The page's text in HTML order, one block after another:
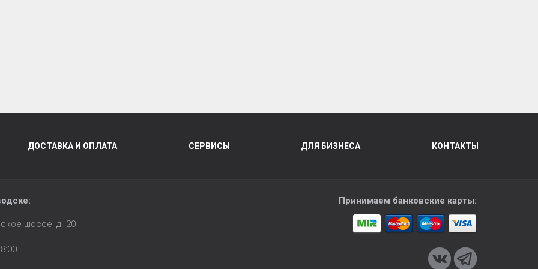
ДОСТАВКА И ОПЛАТА СЕРВИСЫ ДЛЯ БИЗНЕСА КОНТАКТЫ
шоссе, д. 20
Принимаем банковские карты: